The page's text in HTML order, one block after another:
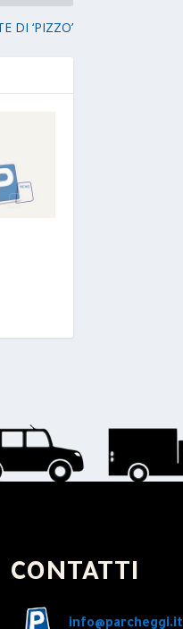
DI ‘PIZZO’
CONTATTI
info@parcheggi.it